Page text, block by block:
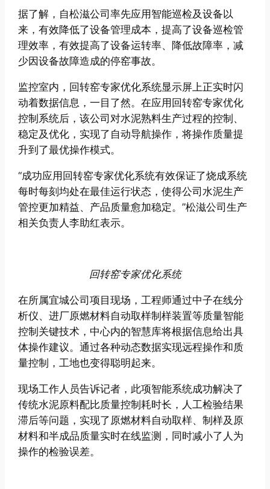
据了解，自松滋公司率先应用智能巡检及设备以
来，有效降低了设备管理成本，提高了设备巡检管
理效率，有效提高了设备运转率、降低故障率，减
少因设备故障造成的停窑事故。
监控室内，回转窑专家优化系统显示屏上正实时闪
动着数据信息，一目了然。在应用回转窑专家优化
控制系统后，该公司对水泥熟料生产过程的控制、
稳定及优化，实现了自动导航操作，将操作质量提
升到了最优操作模式。
“成功应用回转窑专家优化系统有效保证了烧成系统
每时每刻均处在最佳运行状态，使得公司水泥生产
管控更加精益、产品质量愈加稳定。”松滋公司生产
相关负责人李助红表示。
回转窑专家优化系统
在所属宜城公司项目现场，工程师通过中子在线分
析仪、进厂原燃材料自动取样制样装置等质量智能
控制关键技术，中心内的智慧库将根据信息给出具
体操作建议。通过各种动态数据实现远程操作和质
量控制，工地也变得聪明起来。
现场工作人员告诉记者，此项智能系统成功解决了
传统水泥原料配比质量控制耗时长，人工检验结果
滞后等问题，实现了原燃材料自动取样、制样及原
材料和半成品质量实时在线监测，同时减小了人为
操作的检验误差。